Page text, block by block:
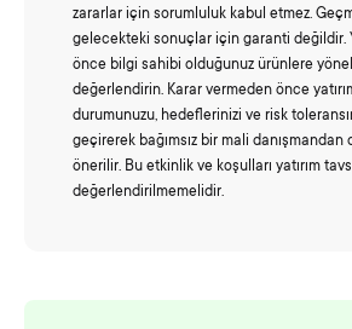
zararlar için sorumluluk kabul etmez.
gelecekteki sonuçlar için garanti değildir.
önce bilgi sahibi olduğunuz ürünlere
değerlendirin. Karar vermeden önce
durumunuzu, hedeflerinizi ve risk
geçirerek bağımsız bir mali danışmandan
önerilir. Bu etkinlik ve koşulları yatırım
değerlendirilmemelidir.